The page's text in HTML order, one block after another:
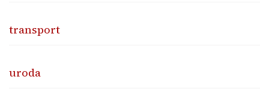
transport
uroda